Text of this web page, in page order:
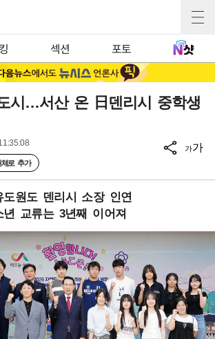
섹션 포토
시…서산 온 日덴리시 중학생
로 추가
가가
원도 덴리시 소장 인연
교류는 3년째 이어져